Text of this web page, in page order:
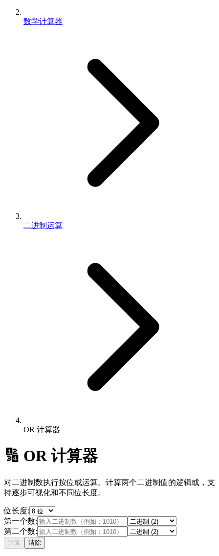
数学计算器
二进制运算
OR 计算器
🔢 OR 计算器
对二进制数执行按位或运算。计算两个二进制值的逻辑或，支
持逐步可视化和不同位长度。
位长度:
第一个数:
第二个数:
计算 清除